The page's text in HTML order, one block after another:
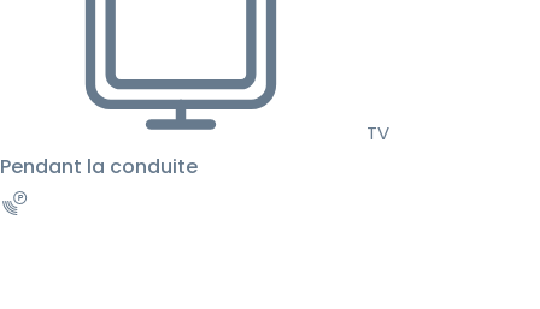
TV
Pendant la conduite